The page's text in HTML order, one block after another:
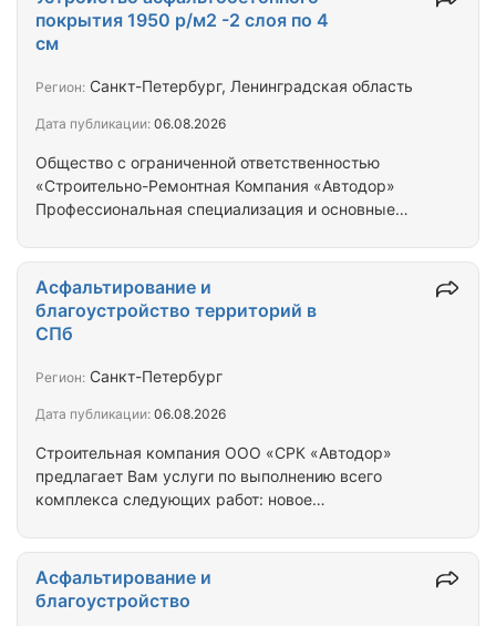
СПб и Ло Ремонт асфальта в СПб и Ло Ремонт
дорог в СПб и Ло Строительство дорог в СПб и Ло
и Ло Укладка брусчатки с материалом в СПб и Ло
Общество с ограниченной ответственностью
«Строительно-Ремонтная Компания «Автодор»
Профессиональная специализация и основные
устройству асфальтобетонного покрытия.
Строительная компания ООО «СРК «Автодор»
предлагает Вам услуги по выполнению всего
строительство, реконструкция, капитальный и
автомобильных дорог и дворовых территорий.…
покрытия 1950 р/м2 -2 слоя по 4
см
Регион: Санкт-Петербург, Ленинградская область
Дата публикации: 06.08.2026
Строительная компания ООО «СРК «Автодор»
предлагает Вам услуги по выполнению всего
комплекса следующих работ: новое
автомобильных дорог и дворовых территорий.
Благоустройство территорий: асфальтирование
и устройство проездов, пешеходных дорожек и
Асфальтирование и
благоустройство территорий в
СПб
Регион: Санкт-Петербург
Дата публикации: 06.08.2026
Асфальтирование и
благоустройство